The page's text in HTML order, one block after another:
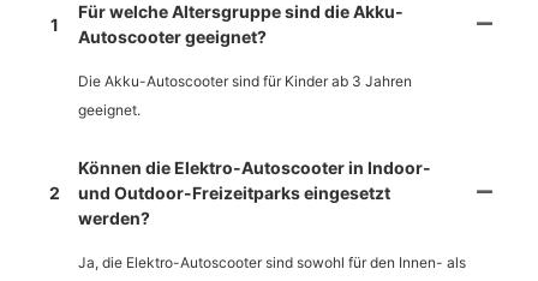
1
Für welche Altersgruppe sind die Akku-
Autoscooter geeignet?
Die Akku-Autoscooter sind für Kinder ab 3 Jahren
geeignet.
2
Können die Elektro-Autoscooter in Indoor-
und Outdoor-Freizeitparks eingesetzt
werden?
Ja, die Elektro-Autoscooter sind sowohl für den Innen- als